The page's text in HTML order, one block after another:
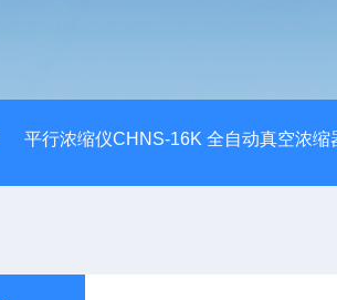
平行浓缩仪CHNS-16K 全自动真空浓缩